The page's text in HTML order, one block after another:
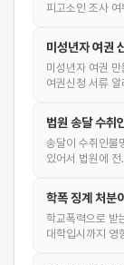
피고소인 조사
미성년자 여권
미성년자 여권
여권신청 서류
법원 송달 수취
송달이 수취인불
있어서 법원에
학폭 징계 처분
학교폭력으로 받
대학입시까지 영